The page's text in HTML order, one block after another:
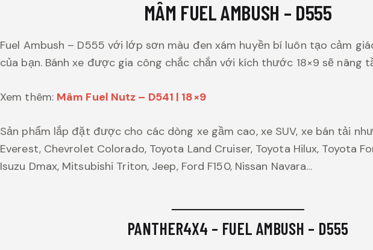
MÂM FUEL AMBUSH – D555
Fuel Ambush – D555 với lớp sơn màu đen xám huyền bí luôn tạo cảm
của bạn. Bánh xe được gia công chắc chắn với kích thước 18×9 sẽ nâng
Xem thêm: Mâm Fuel Nutz – D541 | 18×9
Sản phẩm lắp đặt được cho các dòng xe gầm cao, xe SUV, xe bán tải
Everest, Chevrolet Colorado, Toyota Land Cruiser, Toyota Hilux, Toyota
Isuzu Dmax, Mitsubishi Triton, Jeep, Ford F150, Nissan Navara…
───────────
PANTHER4X4 – FUEL AMBUSH – D555